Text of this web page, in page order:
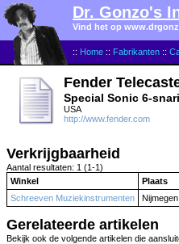
:: Home :: Fabrikanten ::
Dr. Gonzo's
Vind het op
Fender
Special Sonic 6-
USA
http://www.fender.com
Verkrijgbaarheid
Aantal resultaten: 1 (1-1)
Winkel
Plaats
Schreeven Muziekinstrumenten
Nijmegen
Gerelateerde artikelen
Bekijk ook de volgende artikelen die